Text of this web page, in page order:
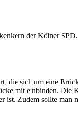
der Kölner
die sich um eine
mit einbinden.
ist. Zudem sollte